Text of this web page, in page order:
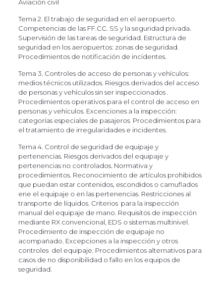
Aviación civil
Tema 2. El trabajo de seguridad en el aeropuerto.
Competencias de las FF.CC. SS y la seguridad privada.
Supervisión de las tareas de seguridad. Estructura de
seguridad en los aeropuertos: zonas de seguridad.
Procedimientos de notificación de incidentes.
Tema 3. Controles de acceso de personas y vehículos:
medios técnicos utilizados. Riesgos derivados del acceso
de personas y vehículos sin ser inspeccionados .
Procedimientos operativos para el control de acceso en
personas y vehículos. Excenciones a la inspección:
categorías especiales de pasajeros. Procedimientos para
el tratamiento de irregularidades e incidentes.
Tema 4. Control de seguridad de equipaje y
pertenencias. Riesgos derivados del equipaje y
pertenencias no controlados. Normativa y
procedimientos. Reconocimiento de artículos prohibidos
que puedan estar contenidos, escondidos o camuflados
ene el equipaje o en las pertenencias. Restricciones al
transporte de líquidos. Criterios para la inspección
manual del equipaje de mano. Requisitos de inspección
mediante RX convencional, EDS o sistemas multinivel.
Procedimiento de inspección de equipaje no
acompañado. Excepciones a la inspección y otros
controles del equipaje. Procedimientos alternativos para
casos de no disponibilidad o fallo en los equipos de
seguridad.